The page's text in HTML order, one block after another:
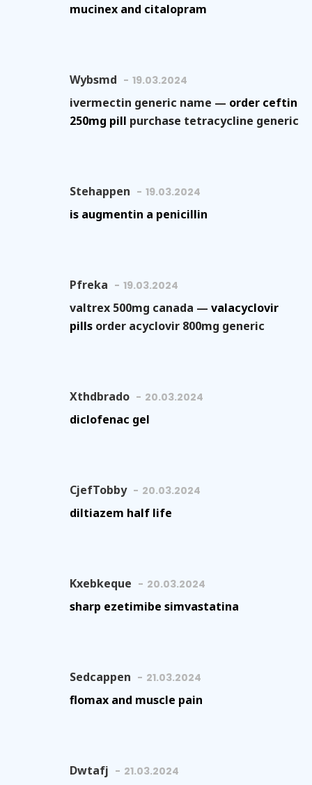
mucinex and citalopram
Wybsmd 19.03.2024
ivermectin generic name — order ceftin
250mg pill purchase tetracycline generic
Stehappen 19.03.2024
is augmentin a penicillin
Pfreka 19.03.2024
valtrex 500mg canada — valacyclovir
pills order acyclovir 800mg generic
Xthdbrado 20.03.2024
diclofenac gel
CjefTobby 20.03.2024
diltiazem half life
Kxebkeque 20.03.2024
sharp ezetimibe simvastatina
Sedcappen 21.03.2024
flomax and muscle pain
Dwtafj 21.03.2024